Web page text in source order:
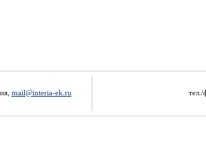
mail@interia-ek.ru